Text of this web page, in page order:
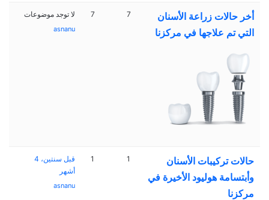
أخر حالات زراعة الأسنان
التي تم علاجها في مركزنا
7
7 لا توجد موضوعات
asnanu
حالات تركيبات الأسنان
وأبتسامة هوليود الأخيرة في
مركزنا
1
1
قبل سنتين، 4
أشهر
asnanu